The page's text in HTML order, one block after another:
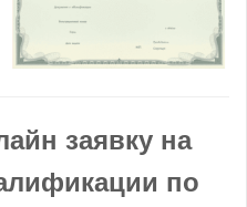
заявку на
по